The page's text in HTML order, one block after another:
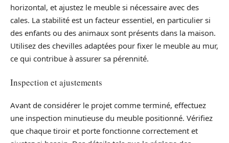
horizontal, et ajustez le meuble si nécessaire avec des
cales. La stabilité est un facteur essentiel, en particulier si
des enfants ou des animaux sont présents dans la maison.
Utilisez des chevilles adaptées pour fixer le meuble au mur,
ce qui contribue à assurer sa pérennité.
Inspection et ajustements
Avant de considérer le projet comme terminé, effectuez
une inspection minutieuse du meuble positionné. Vérifiez
que chaque tiroir et porte fonctionne correctement et